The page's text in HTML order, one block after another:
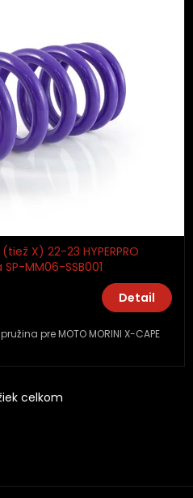
X) 22-23 HYPERPRO
MM06-SSB001
Detail
pre MOTO MORINI X-CAPE
O
a
celkom